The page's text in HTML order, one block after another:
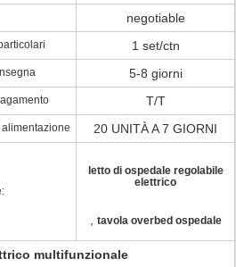
negotiable
1 set/ctn
5-8 giorni
T/T
20 UNITÀ A 7 GIORNI
letto di ospedale regolabile
elettrico
tavola overbed ospedale
multifunzionale